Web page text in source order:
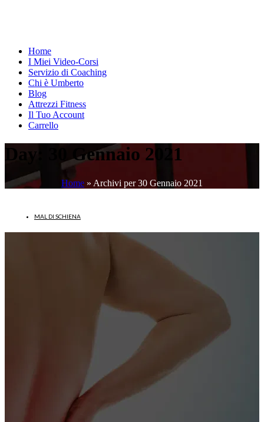
Home
I Miei Video-Corsi
Servizio di Coaching
Chi è Umberto
Blog
Attrezzi Fitness
Il Tuo Account
Carrello
Day: 30 Gennaio 2021
Home » Archivi per 30 Gennaio 2021
MAL DI SCHIENA